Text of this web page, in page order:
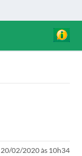
02/2020 às 10h34